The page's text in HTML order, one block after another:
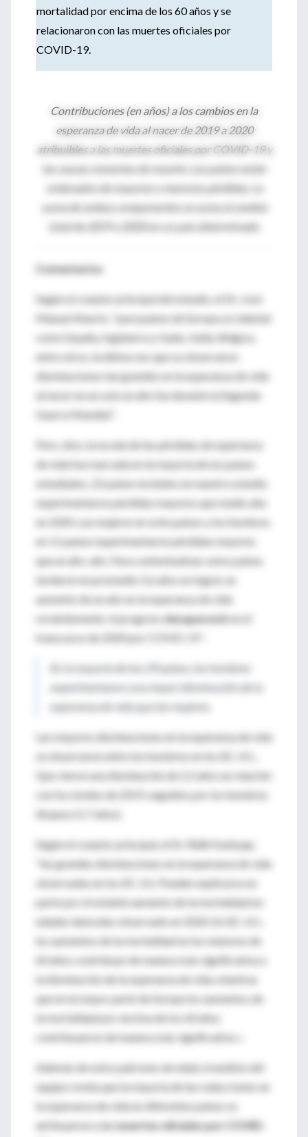
mortalidad por encima de los 60 años y se
relacionaron con las muertes oficiales por
COVID-19.
Contribuciones (en años) a los cambios en la
esperanza de vida al nacer de 2019 a 2020
atribuibles a las muertes oficiales por COVID-19 y
las causas restantes de muerte. Los países están
ordenados de mayores a menores pérdidas. La
suma de ambos componentes se suma al cambio
total de 2019 a 2020 en un país determinado.
Comentarios
Según el coautor principal del estudio, el Dr. José
Manuel Aburto, "para países de Europa occidental
como España, Inglaterra y Gales, Italia, Bélgica,
entre otros, la última vez que se observaron
disminuciones tan grandes en la esperanza de vida
al nacer en un solo un año fue durante la Segunda
Guerra Mundial''.
Pero, dice, la escala de las pérdidas de esperanza
de vida fue marcada en la mayoría de los países
estudiados, 22 países incluidos en nuestro estudio
experimentaron pérdidas mayores que medio año
en 2020. Las mujeres en ocho países y los hombres
en 11 países experimentaron pérdidas mayores
que un año. año. Para contextualizar, estos países
tardaron en promedio 5,6 años en lograr un
aumento de un año en la esperanza de vida
recientemente: el progresodesaparecióen el
transcurso de 2020 por COVID-19 '.
En la mayoría de los 29 países, los hombres
experimentaron una mayor disminución de la
esperanza de vida que las mujeres.
Las mayores disminuciones en la esperanza de vida
se observaron entre los hombres en los EE. UU.,
Que vieron una disminución de 2.2 años en relación
con los niveles de 2019, seguidos por los hombres
lituanos (1.7 años).
Según el coautor principal, el Dr. Ridhi Kashyap,
"las grandes disminuciones en la esperanza de vida
observadas en los EE. UU. Pueden explicarse en
parte por el notable aumento de la mortalidad en
edades laborales observado en 2020. En EE. UU.,
los aumentos de la mortalidad en los menores de
60 años contribuyó de manera más significativa a
la disminución de la esperanza de vida, mientras
que en la mayor parte de Europa los aumentos de
la mortalidad por encima de los 60 años
contribuyeron de manera más significativa ».
Además de estos patrones de edad, el análisis del
equipo revela que la mayoría de las reducciones en
la esperanza de vida en diferentes países se
atribuyeron a lasmuertes oficiales por COVID-